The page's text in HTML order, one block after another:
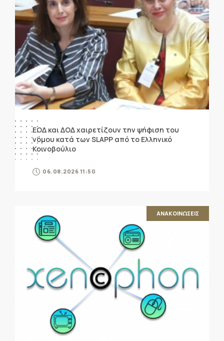
ΕΟΔ και ΔΟΔ χαιρετίζουν την ψήφιση του
νόμου κατά των SLAPP από το Ελληνικό
Κοινοβούλιο
06.08.2026 11:50
ΑΝΑΚΟΙΝΩΣΕΙΣ